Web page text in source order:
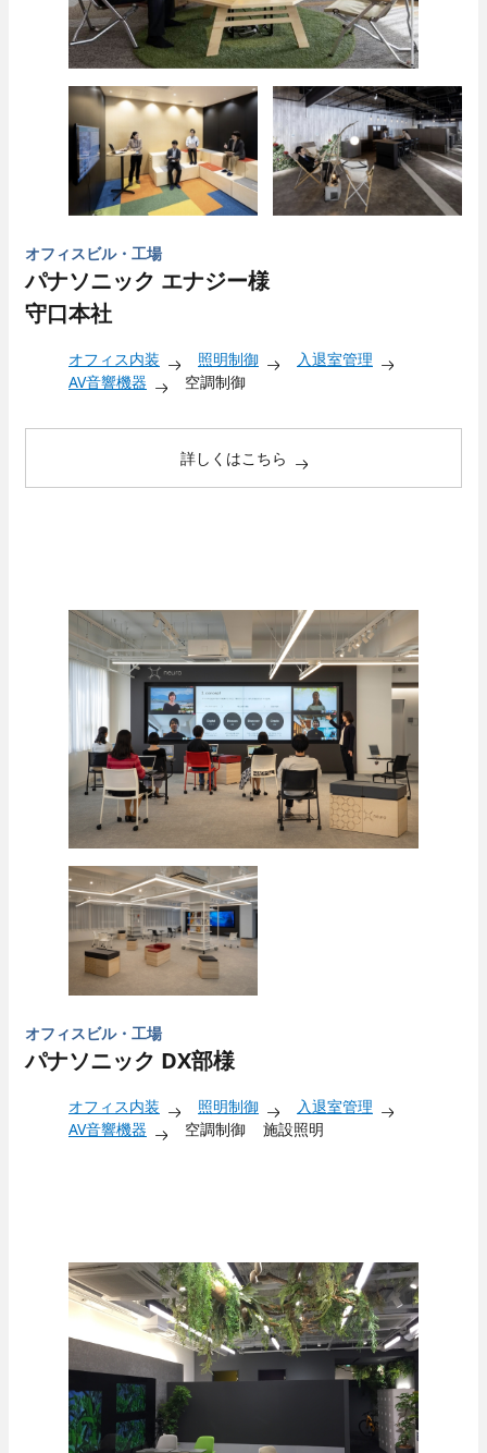
オフィスビル・工場
パナソニック エナジー様
守口本社
オフィス内装 照明制御
入退室管理
AV音響機器
空調制御
詳しくはこちら
オフィスビル・工場
パナソニック DX部様
オフィス内装 照明制御
入退室管理
AV音響機器
空調制御 施設照明